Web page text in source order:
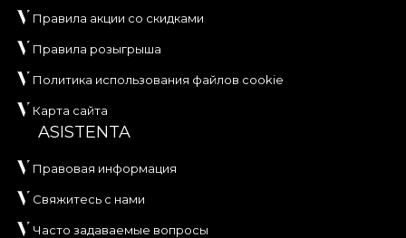
Правила акции со скидками
Правила розыгрыша
Политика использования файлов cookie
Карта сайта
ASISTENTA
Правовая информация
Свяжитесь с нами
Часто задаваемые вопросы